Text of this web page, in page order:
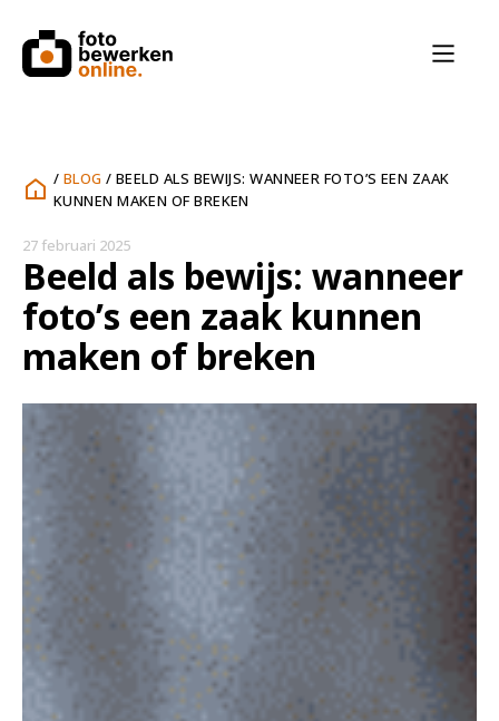
/ BLOG /BEELD ALS BEWIJS: WANNEER FOTO’S EEN ZAAK
KUNNEN MAKEN OF BREKEN
27 februari 2025
Beeld als bewijs: wanneer
foto’s een zaak kunnen
maken of breken